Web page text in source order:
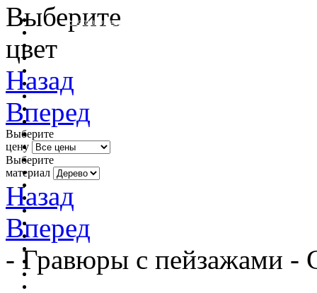
очистить фильтр цвета
Выберите
цвет
Назад
Вперед
Выберите
цену
Выберите
материал
Назад
Вперед
- Гравюры с пейзажами -